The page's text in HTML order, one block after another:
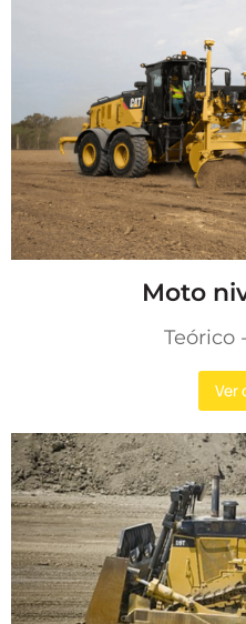
Moto
Teórico
Ver